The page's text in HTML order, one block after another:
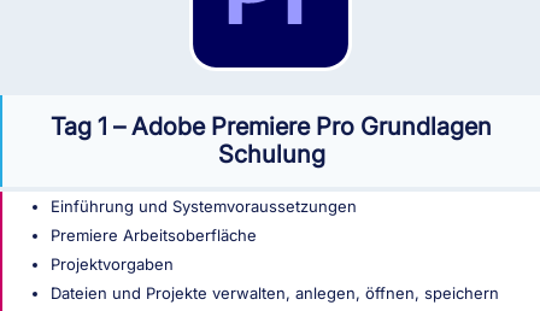
Tag 1 – Adobe Premiere Pro Grundlagen
Schulung
Einführung und Systemvoraussetzungen
Premiere Arbeitsoberfläche
Projektvorgaben
Dateien und Projekte verwalten, anlegen, öffnen, speichern